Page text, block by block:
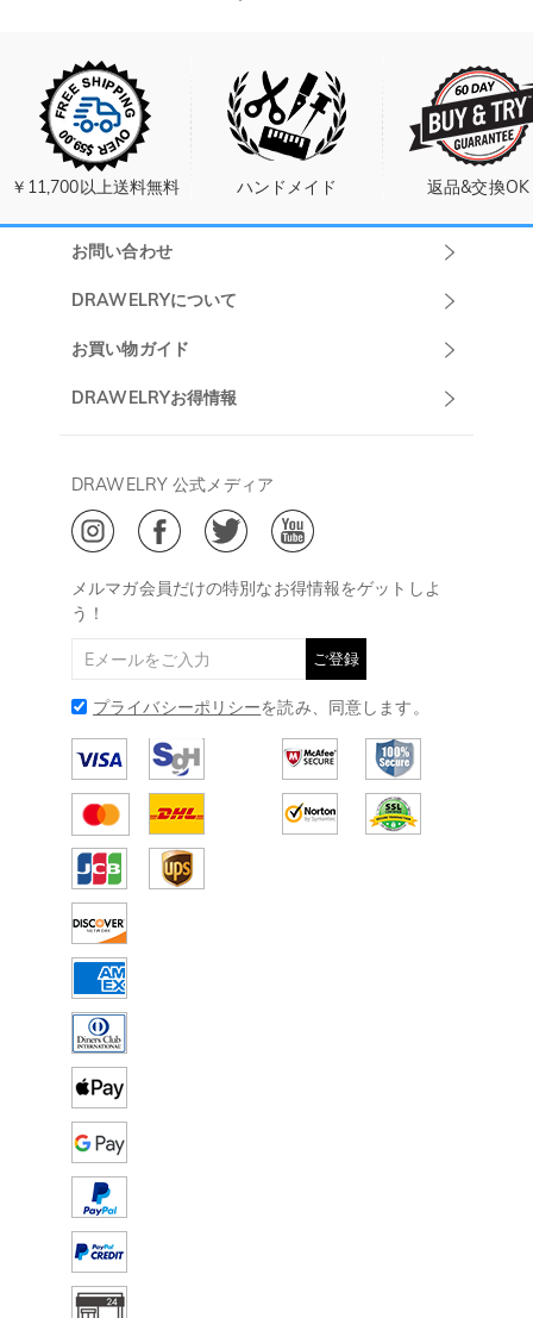
￥11,700以上送料無料 ハンドメイド 返品&交換OK
お問い合わせ
DRAWELRYについて
DRAWELRYについて
ご利用規約
ご特定商取引法に基づく表示
お買い物ガイド
発送について
ジュエリーお手入れ
Drawelry Blog
DRAWELRYお得情報
会員・ポイントについて
メルマガ会員だけの特別なお得情報をゲットしよ
う！
ご登録
プライバシーポリシーを読み、同意します。
DRAWELRY 公式メディア